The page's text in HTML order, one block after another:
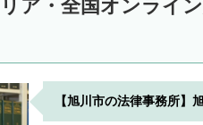
平町 苫前郡苫前町 苫前郡羽幌
文町 利尻郡利尻町 利尻郡利尻
町 斜里郡清里町
ア・全国オンライ
【旭川市の法律事務所】